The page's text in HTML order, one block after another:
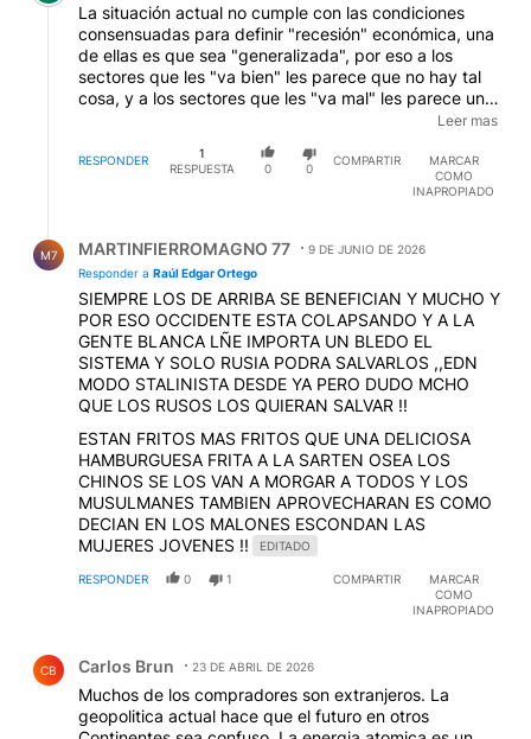
La situación actual no cumple con las condiciones
consensuadas para definir "recesión" económica, una
de ellas es que sea "generalizada", por eso a los
sectores que les "va bien" les parece que no hay tal
cosa, y a los sectores que les "va mal" les parece una
obviedad. Sucede que las medidas económicas de
esta gestión orientadas a corregir la "macroeconomía"
desentendiéndose del impacto en la economía real
socioeconómica "asimétrica" (una minoría medrando y
una mayoría constatando un deterioro progresivo en
su calidad de vida). Los indicadores de actividad
económica - siempre "heterogénea", es decir, un
conjunto de valores diversos - expresados con
"promedios" apenas disimulan esa asimetría... basta
con observar los "desvíos" y la forma de la curva de
referencia (curtosis).
Leer mas
RESPONDER
1
RESPUESTA
0 0
COMPARTIR
MARCAR
COMO
INAPROPIADO
M7 MARTINFIERROMAGNO 77
9 DE JUNIO DE 2026
Responder a Raúl Edgar Ortego
SIEMPRE LOS DE ARRIBA SE BENEFICIAN Y MUCHO Y
POR ESO OCCIDENTE ESTA COLAPSANDO Y A LA
GENTE BLANCA LÑE IMPORTA UN BLEDO EL
SISTEMA Y SOLO RUSIA PODRA SALVARLOS ,,EDN
MODO STALINISTA DESDE YA PERO DUDO MCHO
QUE LOS RUSOS LOS QUIERAN SALVAR !!
ESTAN FRITOS MAS FRITOS QUE UNA DELICIOSA
HAMBURGUESA FRITA A LA SARTEN OSEA LOS
CHINOS SE LOS VAN A MORGAR A TODOS Y LOS
MUSULMANES TAMBIEN APROVECHARAN ES COMO
DECIAN EN LOS MALONES ESCONDAN LAS
MUJERES JOVENES !!
EDITADO
RESPONDER 0 1 COMPARTIR
MARCAR
COMO
INAPROPIADO
CB Carlos Brun 23 DE ABRIL DE 2026
Muchos de los compradores son extranjeros. La
geopolitica actual hace que el futuro en otros